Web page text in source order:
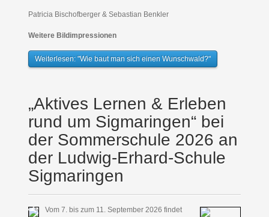
Patricia Bischofberger & Sebastian Benkler
Weitere Bildimpressionen
Weiterlesen: "Wie baut man sich einen Wunschwald?"
„Aktives Lernen & Erleben
rund um Sigmaringen“ bei
der Sommerschule 2026 an
der Ludwig-Erhard-Schule
Sigmaringen
Vom 7. bis zum 11. September 2026 findet